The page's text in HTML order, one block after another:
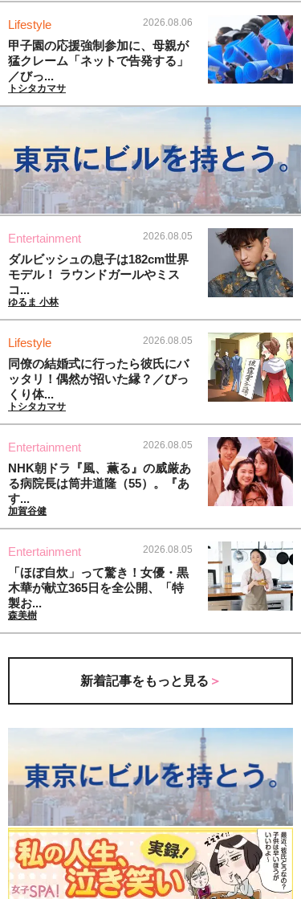
Lifestyle 2026.08.06
甲子園の応援強制参加に、母親が
猛クレーム「ネットで告発する」
／びっ...
トシタカマサ
Entertainment 2026.08.05
ダルビッシュの息子は182cm世界
モデル！ ラウンドガールやミス
コ...
ゆるま 小林
Lifestyle 2026.08.05
同僚の結婚式に行ったら彼氏にバ
ッタリ！偶然が招いた縁？／びっ
くり体...
トシタカマサ
Entertainment 2026.08.05
NHK朝ドラ『風、薫る』の威厳あ
る病院長は筒井道隆（55）。『あ
す...
加賀谷健
Entertainment 2026.08.05
「ほぼ自炊」って驚き！女優・黒
木華が献立365日を全公開、「特
製お...
森美樹
新着記事をもっと見る